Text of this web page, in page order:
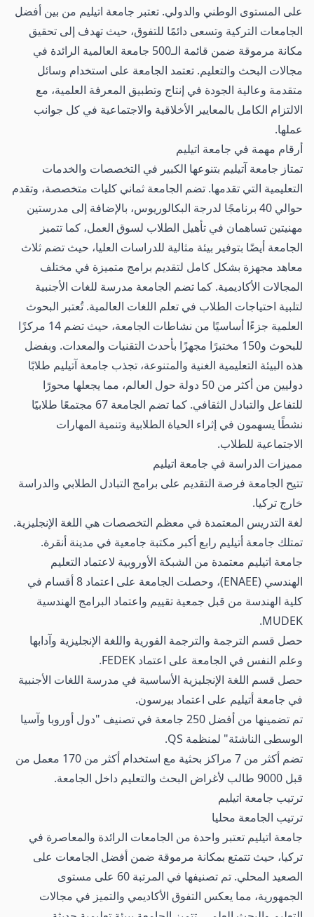
على المستوى الوطني والدولي. تعتبر جامعة اتيليم من بين أفضل
الجامعات التركية وتسعى دائمًا للتفوق، حيث تهدف إلى تحقيق
مكانة مرموقة ضمن قائمة الـ500 جامعة العالمية الرائدة في
مجالات البحث والتعليم. تعتمد الجامعة على استخدام وسائل
متقدمة وعالية الجودة في إنتاج وتطبيق المعرفة العلمية، مع
الالتزام الكامل بالمعايير الأخلاقية والاجتماعية في كل جوانب
عملها.
أرقام مهمة في جامعة اتيليم
تمتاز جامعة آتيليم بتنوعها الكبير في التخصصات والخدمات
التعليمية التي تقدمها. تضم الجامعة ثماني كليات متخصصة، وتقدم
حوالي 40 برنامجًا لدرجة البكالوريوس، بالإضافة إلى مدرستين
مهنيتين تساهمان في تأهيل الطلاب لسوق العمل، كما تتميز
الجامعة أيضًا بتوفير بيئة مثالية للدراسات العليا، حيث تضم ثلاث
معاهد مجهزة بشكل كامل لتقديم برامج متميزة في مختلف
المجالات الأكاديمية. كما تضم الجامعة مدرسة للغات الأجنبية
لتلبية احتياجات الطلاب في تعلم اللغات العالمية. تُعتبر البحوث
العلمية جزءًا أساسيًا من نشاطات الجامعة، حيث تضم 14 مركزًا
للبحوث و150 مختبرًا مجهزًا بأحدث التقنيات والمعدات. وبفضل
هذه البيئة التعليمية الغنية والمتنوعة، تجذب جامعة آتيليم طلابًا
دوليين من أكثر من 50 دولة حول العالم، مما يجعلها محورًا
للتفاعل والتبادل الثقافي. كما تضم الجامعة 67 مجتمعًا طلابيًا
نشطًا يسهمون في إثراء الحياة الطلابية وتنمية المهارات
الاجتماعية للطلاب.
مميزات الدراسة في جامعة اتيليم
تتيح الجامعة فرصة التقديم على برامج التبادل الطلابي والدراسة
خارج تركيا.
لغة التدريس المعتمدة في معظم التخصصات هي اللغة الإنجليزية.
تمتلك جامعة أتيليم رابع أكبر مكتبة جامعية في مدينة أنقرة.
جامعة اتيليم معتمدة من الشبكة الأوروبية لاعتماد التعليم
الهندسي (ENAEE)، وحصلت الجامعة على اعتماد 8 أقسام في
كلية الهندسة من قبل جمعية تقييم واعتماد البرامج الهندسية
MUDEK.
حصل قسم الترجمة والترجمة الفورية واللغة الإنجليزية وآدابها
وعلم النفس في الجامعة على اعتماد FEDEK.
حصل قسم اللغة الإنجليزية الأساسية في مدرسة اللغات الأجنبية
في جامعة أتيليم على اعتماد بيرسون.
تم تضمينها من أفضل 250 جامعة في تصنيف "دول أوروبا وآسيا
الوسطى الناشئة" لمنظمة QS.
تضم أكثر من 7 مراكز بحثية مع استخدام أكثر من 170 معمل من
قبل 9000 طالب لأغراض البحث والتعليم داخل الجامعة.
ترتيب جامعة اتيليم
ترتيب الجامعة محليا
جامعة اتيليم تعتبر واحدة من الجامعات الرائدة والمعاصرة في
تركيا، حيث تتمتع بمكانة مرموقة ضمن أفضل الجامعات على
الصعيد المحلي. تم تصنيفها في المرتبة 60 على مستوى
الجمهورية، مما يعكس التفوق الأكاديمي والتميز في مجالات